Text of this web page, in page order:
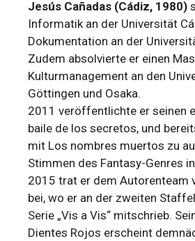
Jesús Cañadas (Cádiz, 1980)
Informatik an der Universität
Dokumentation an der
Zudem absolvierte er einen
Kulturmanagement an den
Göttingen und Osaka.
2011 veröffentlichte er seinen
baile de los secretos, und
mit Los nombres muertos zu
Stimmen des Fantasy-Genres
2015 trat er dem Autorenteam
bei, wo er an der zweiten
Serie „Vis a Vis“ mitschrieb.
Dientes Rojos erscheint